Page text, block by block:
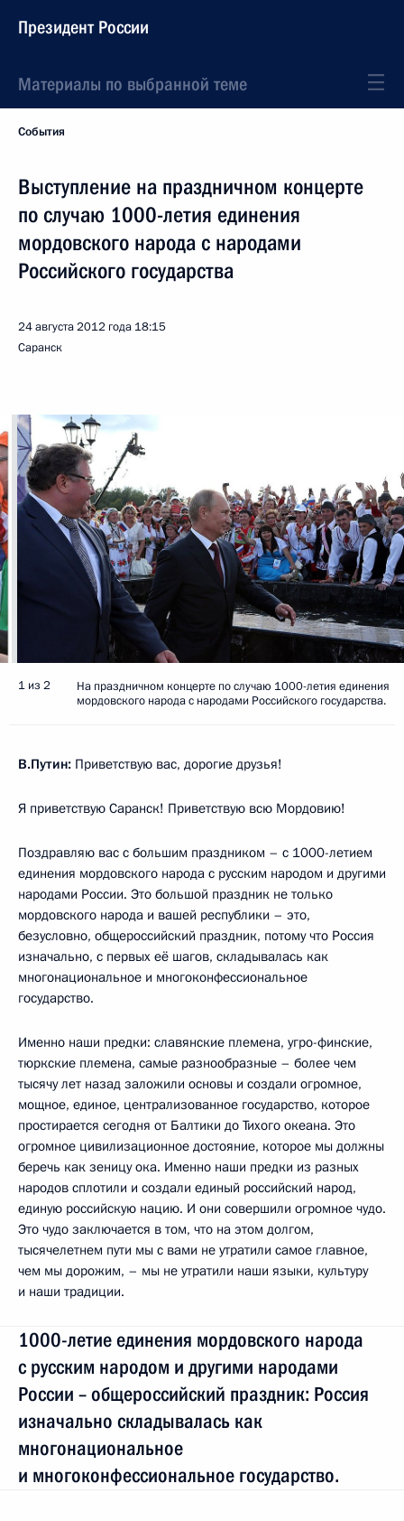
Президент России
Материалы по выбранной теме
События
Выступление на праздничном концерте
по случаю 1000-летия единения
мордовского народа с народами
Российского государства
24 августа 2012 года 18:15
Саранск
1 из 2
На праздничном концерте по случаю 1000-летия единения
мордовского народа с народами Российского государства.
В.Путин: Приветствую вас, дорогие друзья!
Я приветствую Саранск! Приветствую всю Мордовию!
Поздравляю вас с большим праздником – с 1000-летием
единения мордовского народа с русским народом и другими
народами России. Это большой праздник не только
мордовского народа и вашей республики – это,
безусловно, общероссийский праздник, потому что Россия
изначально, с первых её шагов, складывалась как
многонациональное и многоконфессиональное
государство.
Именно наши предки: славянские племена, угро-финские,
тюркские племена, самые разнообразные – более чем
тысячу лет назад заложили основы и создали огромное,
мощное, единое, централизованное государство, которое
простирается сегодня от Балтики до Тихого океана. Это
огромное цивилизационное достояние, которое мы должны
беречь как зеницу ока. Именно наши предки из разных
народов сплотили и создали единый российский народ,
единую российскую нацию. И они совершили огромное чудо.
Это чудо заключается в том, что на этом долгом,
тысячелетнем пути мы с вами не утратили самое главное,
чем мы дорожим, – мы не утратили наши языки, культуру
и наши традиции.
1000-летие единения мордовского народа
с русским народом и другими народами
России – общероссийский праздник: Россия
изначально складывалась как
многонациональное
и многоконфессиональное государство.